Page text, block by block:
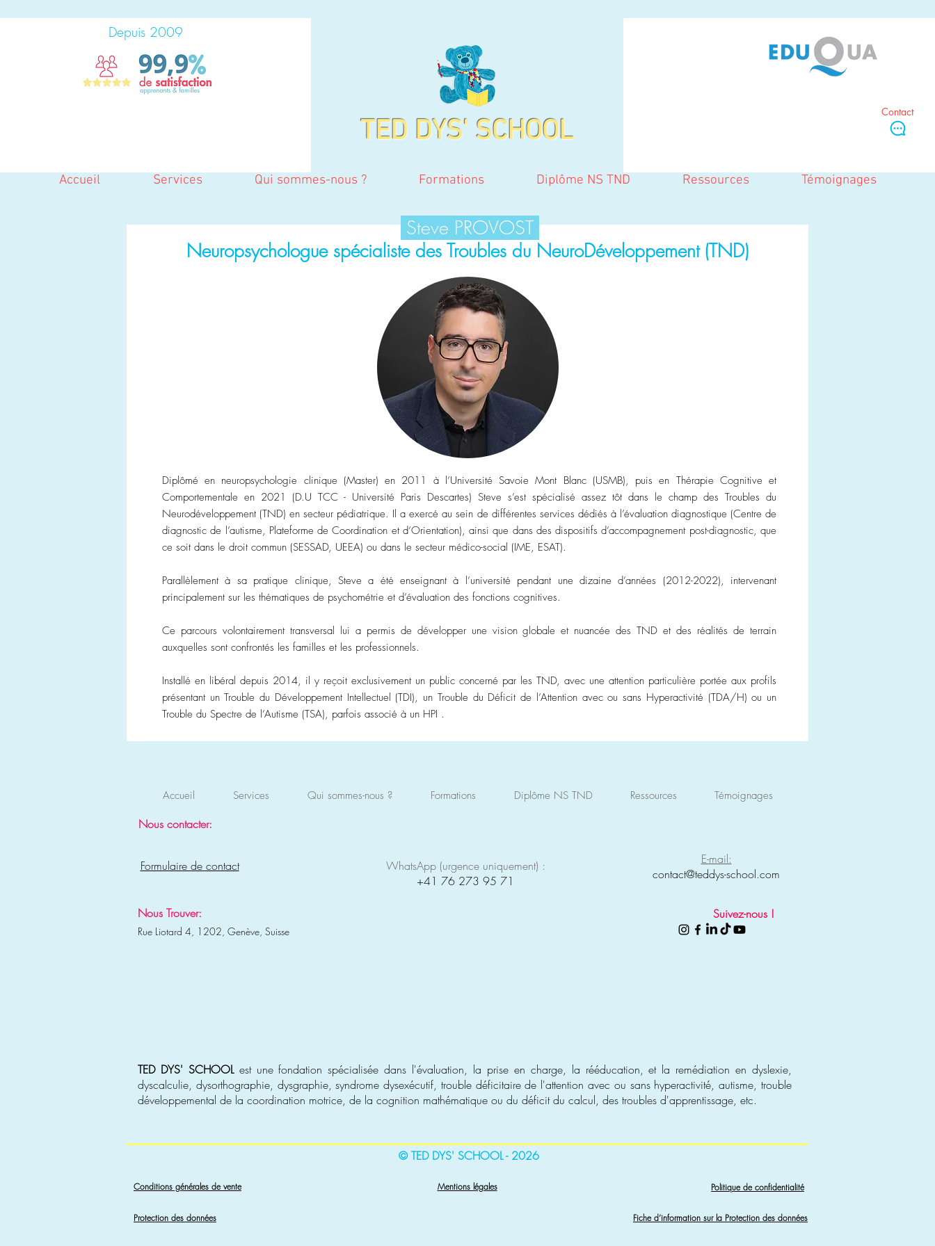
Depuis 2009
TED DYS' SCHOOL
Contact
Accueil Services Qui sommes-nous ? Formations Diplôme NS TND Ressources Témoignages
Steve PROVOST
Neuropsychologue spécialiste des Troubles du NeuroDéveloppement (TND)
Diplômé en neuropsychologie clinique (Master) en 2011 à l’Université Savoie Mont Blanc (USMB), puis en Thérapie Cognitive et
Comportementale en 2021 (D.U TCC - Université Paris Descartes) Steve s’est spécialisé assez tôt dans le champ des Troubles du
Neurodéveloppement (TND) en secteur pédiatrique. Il a exercé au sein de différentes services dédiés à l’évaluation diagnostique (Centre de
diagnostic de l’autisme, Plateforme de Coordination et d’Orientation), ainsi que dans des dispositifs d’accompagnement post-diagnostic, que
ce soit dans le droit commun (SESSAD, UEEA) ou dans le secteur médico-social (IME, ESAT).
Parallèlement à sa pratique clinique, Steve a été enseignant à l’université pendant une dizaine d’années (2012-2022), intervenant
principalement sur les thématiques de psychométrie et d’évaluation des fonctions cognitives.
Ce parcours volontairement transversal lui a permis de développer une vision globale et nuancée des TND et des réalités de terrain
auxquelles sont confrontés les familles et les professionnels.
Installé en libéral depuis 2014, il y reçoit exclusivement un public concerné par les TND, avec une attention particulière portée aux profils
présentant un Trouble du Développement Intellectuel (TDI), un Trouble du Déficit de l’Attention avec ou sans Hyperactivité (TDA/H) ou un
Trouble du Spectre de l’Autisme (TSA), parfois associé à un HPI .
Accueil Services Qui sommes-nous ? Formations Diplôme NS TND Ressources Témoignages
Nous contacter:
Formulaire de contact
WhatsApp (urgence uniquement) :
+41 76 273 95 71
E-mail:
contact@teddys-school.com
Nous Trouver:
Rue Liotard 4, 1202, Genève, Suisse
Suivez-nous !
TED DYS' SCHOOLest une fondation spécialisée dans l'évaluation, la prise en charge, la rééducation, et la remédiation en dyslexie,
dyscalculie, dysorthographie, dysgraphie, syndrome dysexécutif, trouble déficitaire de l'attention avec ou sans hyperactivité, autisme, trouble
développemental de la coordination motrice, de la cognition mathématique ou du déficit du calcul, des troubles d'apprentissage, etc.
© TED DYS' SCHOOL - 2026
Conditions générales de vente
Protection des données
Mentions légales Politique de confidentialité
Fiche d’information sur la Protection des données